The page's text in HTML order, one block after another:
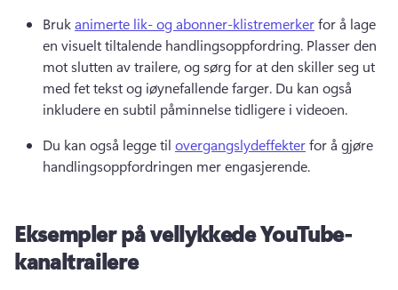
Bruk animerte lik- og abonner-klistremerker for å lage
en visuelt tiltalende handlingsoppfordring. Plasser den
mot slutten av trailere, og sørg for at den skiller seg ut
med fet tekst og iøynefallende farger. Du kan også
inkludere en subtil påminnelse tidligere i videoen.
Du kan også legge til overgangslydeffekter for å gjøre
handlingsoppfordringen mer engasjerende.
Eksempler på vellykkede YouTube-
kanaltrailere